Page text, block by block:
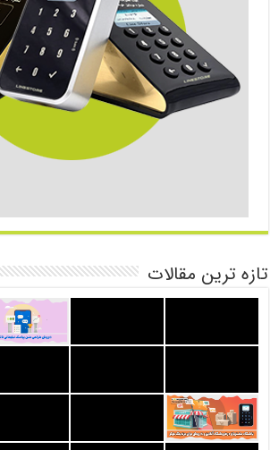
تازه ترین مقالات